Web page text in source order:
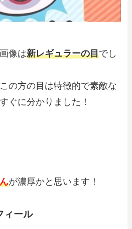
像は新レギュラーの目でし
の方の目は特徴的で素敵な
ぐに分かりました！
が濃厚かと思います！
ィール